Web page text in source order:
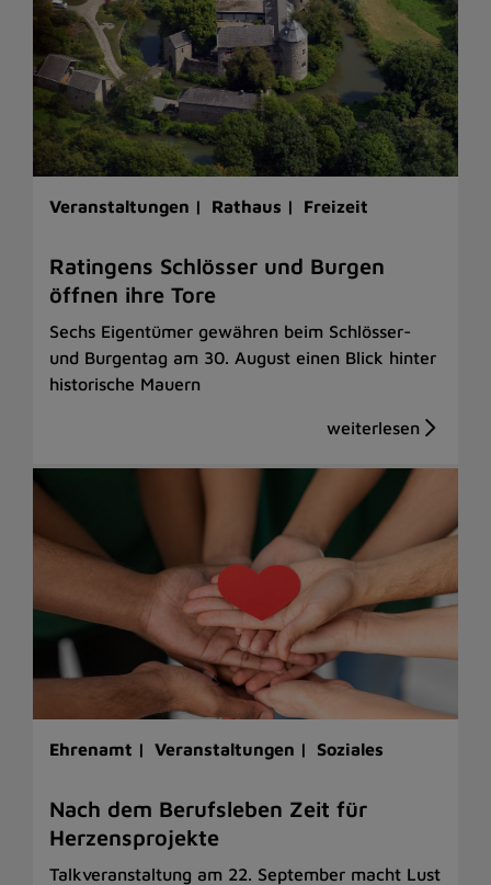
Veranstaltungen | Rathaus | Freizeit
Ratingens Schlösser und Burgen
öffnen ihre Tore
Sechs Eigentümer gewähren beim Schlösser-
und Burgentag am 30. August einen Blick hinter
historische Mauern
Ehrenamt | Veranstaltungen | Soziales
Nach dem Berufsleben Zeit für
Herzensprojekte
Talkveranstaltung am 22. September macht Lust